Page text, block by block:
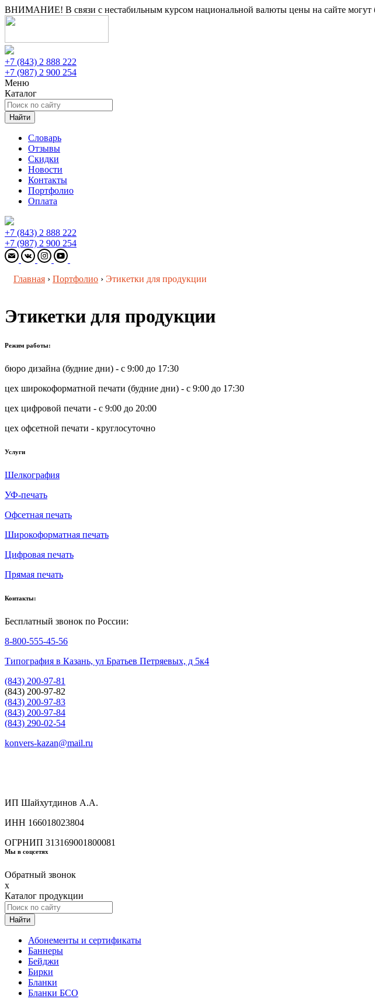
ВНИМАНИЕ! В связи с нестабильным курсом национальной валюты цены на сайте могут
+7 (843) 2 888 222
+7 (987) 2 900 254
Меню
Каталог
Найти
Словарь
Отзывы
Скидки
Новости
Контакты
Портфолио
Оплата
+7 (843) 2 888 222
+7 (987) 2 900 254
Главная › Портфолио › Этикетки для продукции
Этикетки для продукции
Режим работы:
бюро дизайна (будние дни) - с 9:00 до 17:30
цех широкоформатной печати (будние дни) - с 9:00 до 17:30
цех цифровой печати - с 9:00 до 20:00
цех офсетной печати - круглосуточно
Услуги
Шелкография
УФ-печать
Офсетная печать
Широкоформатная печать
Цифровая печать
Прямая печать
Контакты:
Бесплатный звонок по России:
8-800-555-45-56
Типография в Казань, ул Братьев Петряевых, д 5к4
(843) 200-97-81
(843) 200-97-82
(843) 200-97-83
(843) 200-97-84
(843) 290-02-54
konvers-kazan@mail.ru
ИП Шайхутдинов А.А.
ИНН 166018023804
ОГРНИП 313169001800081
Мы в соцсетях
Обратный звонок
x
Каталог продукции
Найти
Абонементы и сертификаты
Баннеры
Бейджи
Бирки
Бланки
Бланки БСО